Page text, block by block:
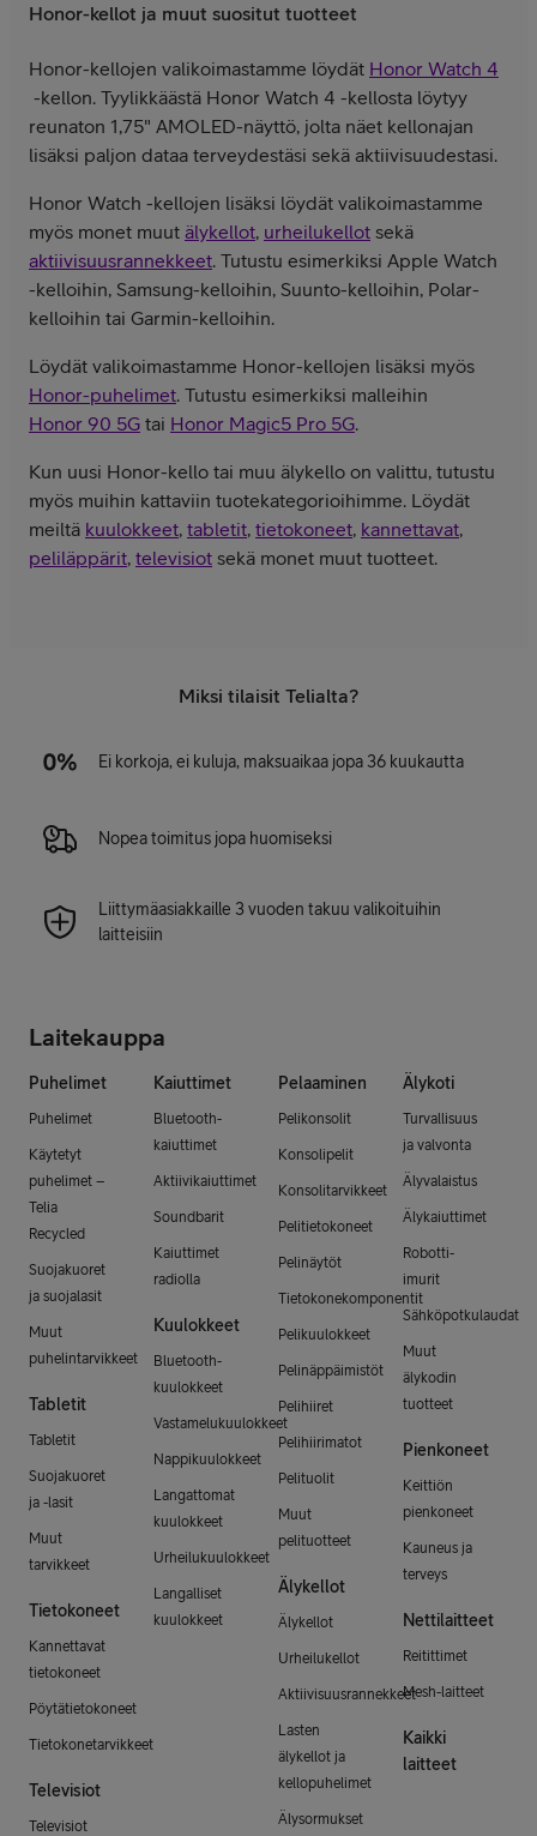
Honor-kellot ja muut suositut tuotteet
Honor-kellojen valikoimastamme löydät Honor Watch 4
-kellon. Tyylikkäästä Honor Watch 4 -kellosta löytyy
reunaton 1,75" AMOLED-näyttö, jolta näet kellonajan
lisäksi paljon dataa terveydestäsi sekä aktiivisuudestasi.
Honor Watch -kellojen lisäksi löydät valikoimastamme
myös monet muut älykellot, urheilukellot sekä
aktiivisuusrannekkeet. Tutustu esimerkiksi Apple Watch
-kelloihin, Samsung-kelloihin, Suunto-kelloihin, Polar-
kelloihin tai Garmin-kelloihin.
Löydät valikoimastamme Honor-kellojen lisäksi myös
Honor-puhelimet. Tutustu esimerkiksi malleihin
Honor 90 5G tai Honor Magic5 Pro 5G.
Kun uusi Honor-kello tai muu älykello on valittu, tutustu
myös muihin kattaviin tuotekategorioihimme. Löydät
meiltä kuulokkeet, tabletit, tietokoneet, kannettavat,
peliläppärit, televisiot sekä monet muut tuotteet.
Miksi tilaisit Telialta?
Ei korkoja, ei kuluja, maksuaikaa jopa 36 kuukautta
Nopea toimitus jopa huomiseksi
Liittymäasiakkaille 3 vuoden takuu valikoituihin
laitteisiin
Laitekauppa
Puhelimet
Puhelimet
Käytetyt
puhelimet –
Telia
Recycled
Suojakuoret
ja suojalasit
Muut
puhelintarvikkeet
Tabletit
Tabletit
Suojakuoret
ja -lasit
Muut
tarvikkeet
Tietokoneet
Kannettavat
tietokoneet
Pöytätietokoneet
Tietokonetarvikkeet
Televisiot
Televisiot
Kaiuttimet
Bluetooth-
kaiuttimet
Aktiivikaiuttimet
Soundbarit
Kaiuttimet
radiolla
Kuulokkeet
Bluetooth-
kuulokkeet
Vastamelukuulokkeet
Nappikuulokkeet
Langattomat
kuulokkeet
Urheilukuulokkeet
Langalliset
kuulokkeet
Pelaaminen
Pelikonsolit
Konsolipelit
Konsolitarvikkeet
Pelitietokoneet
Pelinäytöt
Tietokonekomponentit
Pelikuulokkeet
Pelinäppäimistöt
Pelihiiret
Pelihiirimatot
Pelituolit
Muut
pelituotteet
Älykellot
Älykellot
Urheilukellot
Aktiivisuusrannekkeet
Lasten
älykellot ja
kellopuhelimet
Älysormukset
Älykoti
Turvallisuus
ja valvonta
Älyvalaistus
Älykaiuttimet
Robotti-
imurit
Sähköpotkulaudat
Muut
älykodin
tuotteet
Pienkoneet
Keittiön
pienkoneet
Kauneus ja
terveys
Nettilaitteet
Reitittimet
Mesh-laitteet
Kaikki
laitteet